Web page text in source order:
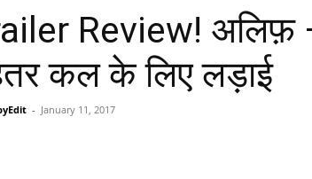
Review! अलिफ़
कल के लिए लड़ाई
- January 11, 2017